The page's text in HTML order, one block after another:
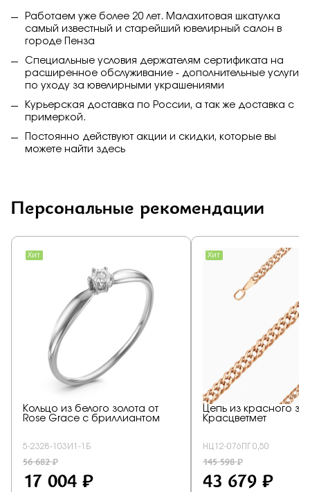
Работаем уже более 20 лет. Малахитовая шкатулка
самый известный и старейший ювелирный салон в
городе Пенза
Специальные условия держателям сертификата на
расширенное обслуживание - дополнительные услуги
по уходу за ювелирными украшениями
Курьерская доставка по России, а так же доставка с
примеркой.
Постоянно действуют акции и скидки, которые вы
можете найти здесь
Персональные рекомендации